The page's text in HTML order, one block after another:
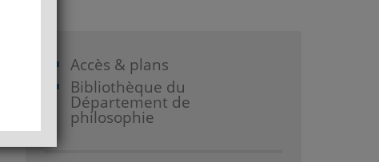
Accès & plans
Bibliothèque du
Département de
philosophie